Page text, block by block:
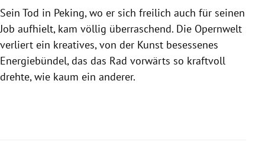
Sein Tod in Peking, wo er sich freilich auch für seinen
Job aufhielt, kam völlig überraschend. Die Opernwelt
verliert ein kreatives, von der Kunst besessenes
Energiebündel, das das Rad vorwärts so kraftvoll
drehte, wie kaum ein anderer.